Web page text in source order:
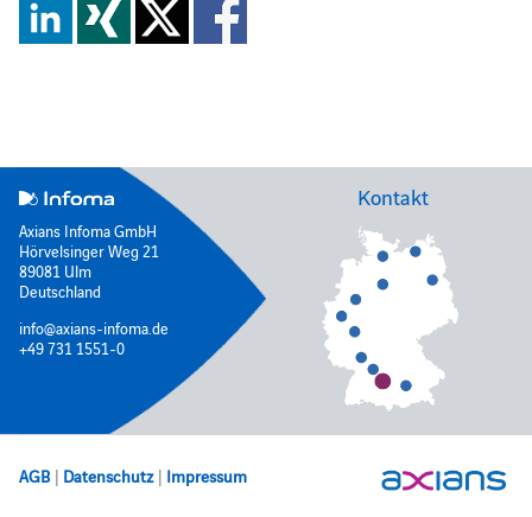
Axians Infoma GmbH
Hörvelsinger Weg 21
89081 Ulm
Deutschland
info@axians-infoma.de
+49 731 1551-0
Kontakt
AGB | Datenschutz | Impressum